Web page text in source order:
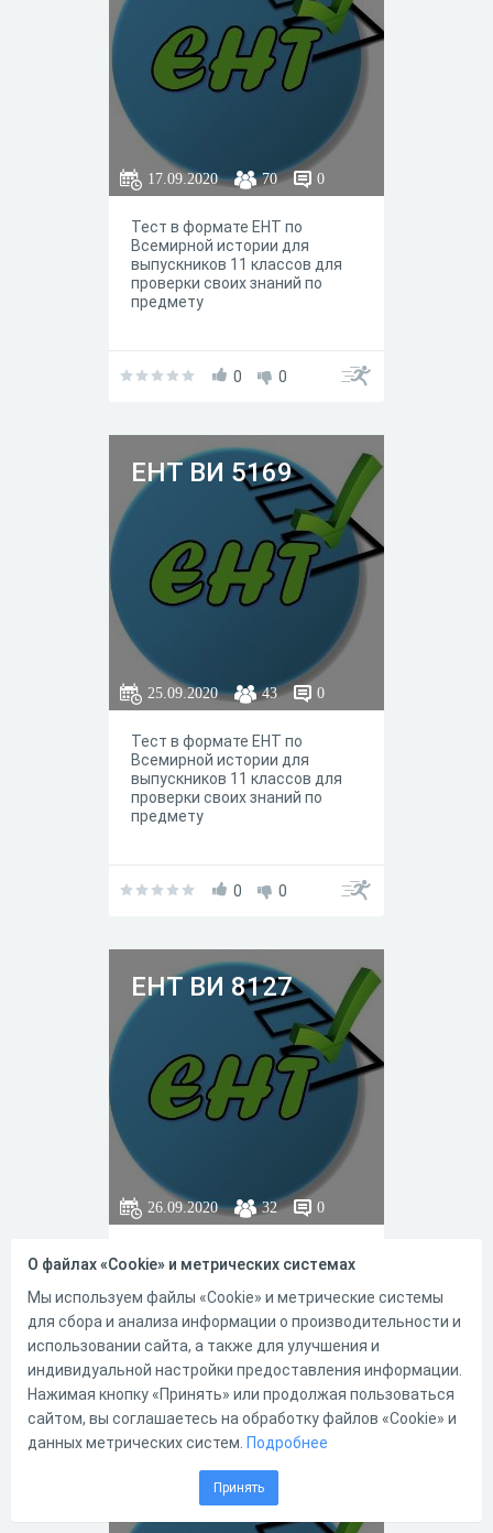
17.09.2020 70 0
Тест в формате ЕНТ по
Всемирной истории для
выпускников 11 классов для
проверки своих знаний по
предмету
0 0
ЕНТ ВИ 5169
25.09.2020 43 0
Тест в формате ЕНТ по
Всемирной истории для
выпускников 11 классов для
проверки своих знаний по
предмету
0 0
ЕНТ ВИ 8127
26.09.2020 32 0
Тест в формате ЕНТ по
Всемирной истории для
выпускников 11 классов для
проверки своих знаний по
предмету
0 0
ЕНТ ВИ 8130
О файлах «Cookie» и метрических системах
Мы используем файлы «Cookie» и метрические системы
для сбора и анализа информации о производительности и
использовании сайта, а также для улучшения и
индивидуальной настройки предоставления информации.
Нажимая кнопку «Принять» или продолжая пользоваться
сайтом, вы соглашаетесь на обработку файлов «Cookie» и
данных метрических систем. Подробнее
Принять